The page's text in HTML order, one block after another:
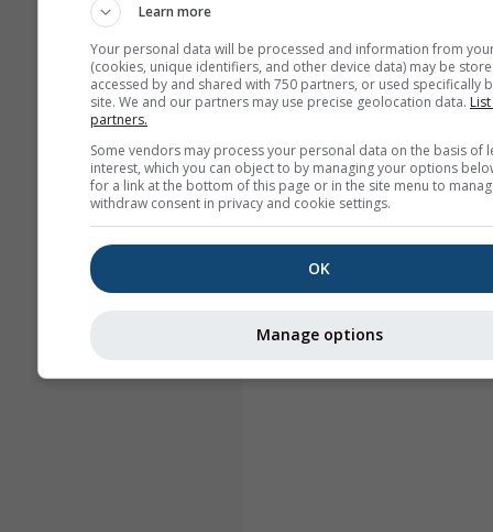
Learn more
Your personal data will be processed and information from
(cookies, unique identifiers, and other device data) may be
accessed by and shared with 750 partners, or used specifically
site. We and our partners may use precise geolocation data.
partners.
Some vendors may process your personal data on the basis of
interest, which you can object to by managing your options
for a link at the bottom of this page or in the site menu to
withdraw consent in privacy and cookie settings.
OK
Manage options